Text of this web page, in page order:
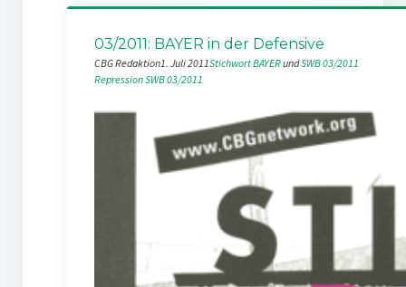
03/2011: BAYER in der Defensive
CBG Redaktion1. Juli 2011Stichwort BAYER und SWB 03/2011
RepressionSWB 03/2011